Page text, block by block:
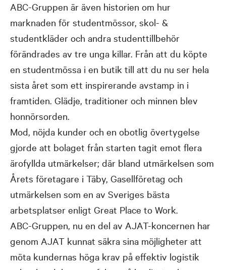
ABC-Gruppen är även historien om hur
marknaden för studentmössor, skol- &
studentkläder och andra studenttillbehör
förändrades av tre unga killar. Från att du köpte
en studentmössa i en butik till att du nu ser hela
sista året som ett inspirerande avstamp in i
framtiden. Glädje, traditioner och minnen blev
honnörsorden.
Mod, nöjda kunder och en obotlig övertygelse
gjorde att bolaget från starten tagit emot flera
ärofyllda utmärkelser; där bland utmärkelsen som
Årets företagare i Täby, Gasellföretag och
utmärkelsen som en av Sveriges bästa
arbetsplatser enligt Great Place to Work.
ABC-Gruppen, nu en del av AJAT-koncernen har
genom AJAT kunnat säkra sina möjligheter att
möta kundernas höga krav på effektiv logistik